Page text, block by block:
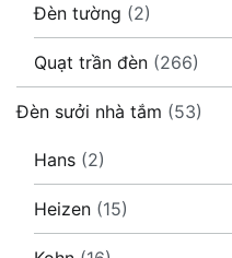
Đèn tường (2)
Quạt trần đèn (266)
Đèn sưởi nhà tắm (53)
Hans (2)
Heizen (15)